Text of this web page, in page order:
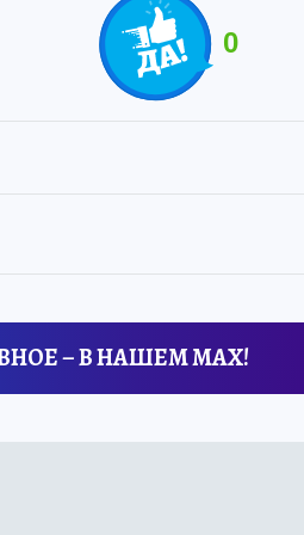
0
– В НАШЕМ MAX!